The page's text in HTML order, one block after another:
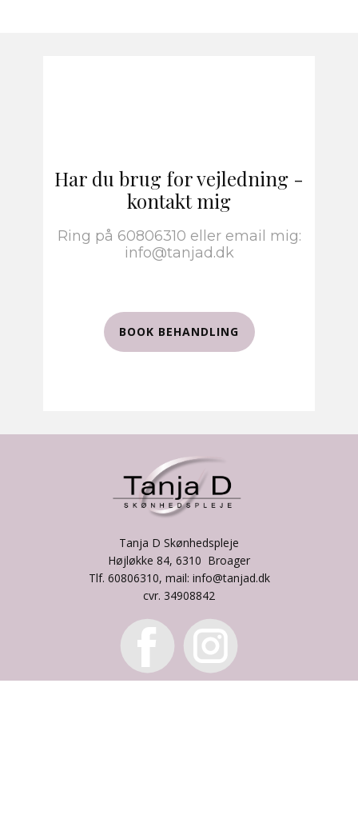
Har du brug for vejledning -
kontakt mig
Ring på 60806310 eller email mig:
info@tanjad.dk
BOOK BEHANDLING
Tanja D Skønhedspleje
Højløkke 84, 6310 Broager
Tlf. 60806310, mail: info@tanjad.dk
cvr. 34908842